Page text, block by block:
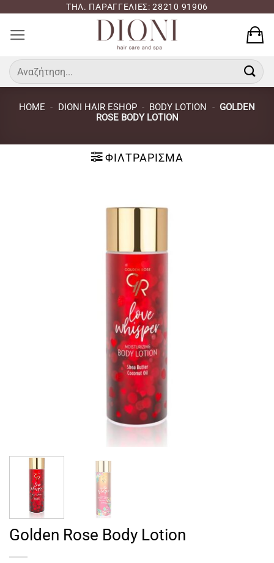
περιεχόμενο
ΤΗΛ. ΠΑΡΑΓΓΕΛΙΕΣ: 28210 91906
Αναζήτηση
για:
HOME - DIONI HAIR ESHOP - BODY LOTION - GOLDEN
ROSE BODY LOTION
ΦΙΛΤΡΆΡΙΣΜΑ
Golden Rose Body Lotion